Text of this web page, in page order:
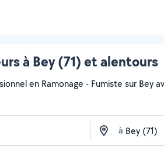
à Bey (71) et alentours
en Ramonage - Fumiste sur Bey
à